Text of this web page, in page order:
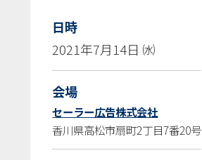
日時
2021年7月14日 ㈬
会場
セーラー広告株式会社
香川県高松市扇町2丁目7番20号